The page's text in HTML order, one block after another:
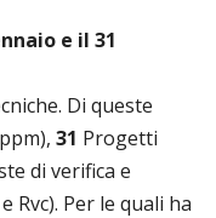
e il 31
Di queste
31 Progetti
di verifica e
Rvc). Per le quali ha